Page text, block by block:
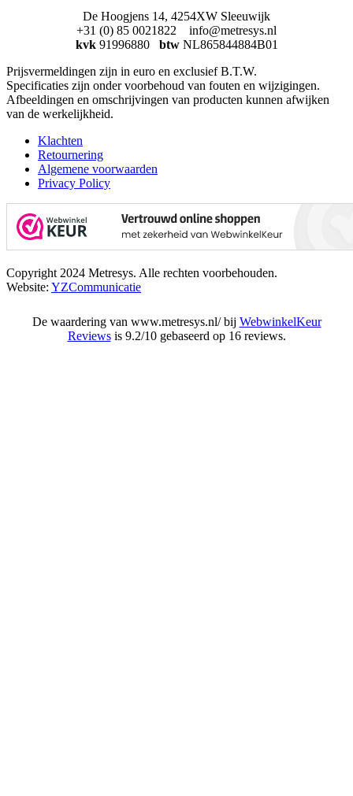
De Hoogjens 14, 4254XW Sleeuwijk
+31 (0) 85 0021822 info@metresys.nl
kvk 91996880 btw NL865844884B01
Prijsvermeldingen zijn in euro en exclusief B.T.W.
Specificaties zijn onder voorbehoud van fouten en wijzigingen.
Afbeeldingen en omschrijvingen van producten kunnen afwijken
van de werkelijkheid.
Klachten
Retournering
Algemene voorwaarden
Privacy Policy
Copyright 2024 Metresys. Alle rechten voorbehouden.
Website: YZCommunicatie
De waardering van www.metresys.nl/ bij WebwinkelKeur
Reviewsis 9.2/10 gebaseerd op 16 reviews.